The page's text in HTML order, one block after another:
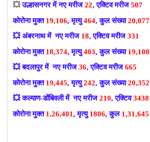
💥उल्हासनगर में नए मरीज22, एक्टिव मरीज507
कोरोना मुक्त19,106, मृत्यु464, कुल संख्या20,077
💥अंबरनाथ में नए मरीज 18, एक्टिव मरीज331
कोरोना मुक्त18,374, मृत्यु403, कुल संख्या19,108
💥बदलापुर में नए मरीज36, एक्टिव मरीज665
कोरोना मुक्त19,445, मृत्यु242, कुल संख्या20,352
💥कल्याण-डोंबिवली में नए मरीज210, एक्टिव3438
कोरोना मुक्त1,26,401, मृत्यु1806, कुल 1,31,645